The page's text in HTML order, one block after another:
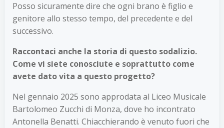
Posso sicuramente dire che ogni brano è figlio e
genitore allo stesso tempo, del precedente e del
successivo.
Raccontaci anche la storia di questo sodalizio.
Come vi siete conosciute e soprattutto come
avete dato vita a questo progetto?
Nel gennaio 2025 sono approdata al Liceo Musicale
Bartolomeo Zucchi di Monza, dove ho incontrato
Antonella Benatti. Chiacchierando è venuto fuori che